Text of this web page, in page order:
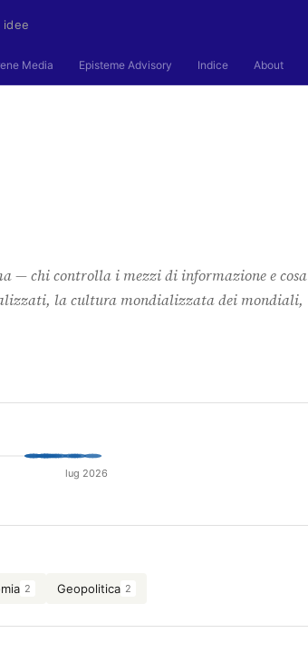
idee
Media Episteme Advisory Indice About
— chi controlla i mezzi di informazione e cosa
la cultura mondializzata dei mondiali,
lug 2026
2 Geopolitica 2